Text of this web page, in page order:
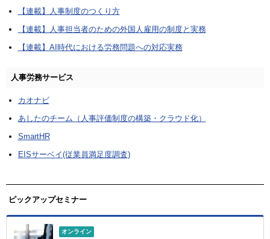
【連載】人事制度のつくり方
【連載】人事担当者のための外国人雇用の制度と実務
【連載】AI時代における労務問題への対応実務
人事労務サービス
カオナビ
あしたのチーム（人事評価制度の構築・クラウド化）
SmartHR
EISサーベイ(従業員満足度調査)
ピックアップセミナー
オンライン